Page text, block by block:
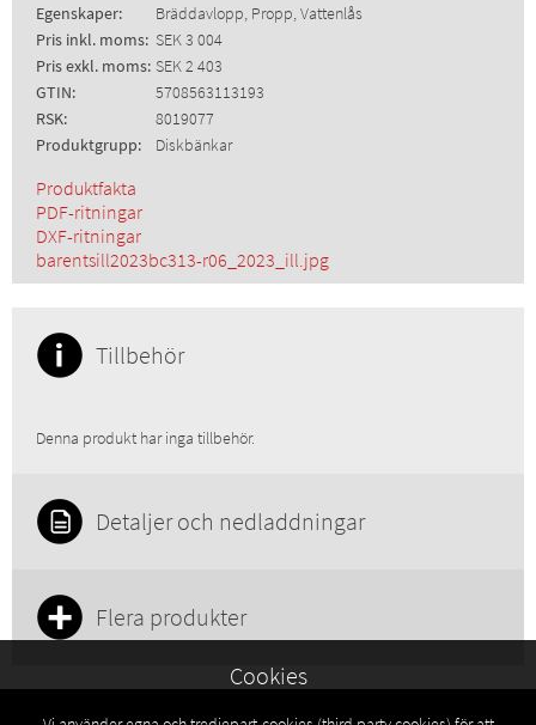
Egenskaper:
Bräddavlopp, Propp, Vattenlås
Pris inkl. moms: SEK 3 004
Pris exkl. moms: SEK 2 403
GTIN:
5708563113193
RSK:
8019077
Produktgrupp:
Diskbänkar
Produktfakta
PDF-ritningar
DXF-ritningar
barentsill2023bc313-r06_2023_ill.jpg
Tillbehör
Denna produkt har inga tillbehör.
Detaljer och nedladdningar
Flera produkter
Cookies